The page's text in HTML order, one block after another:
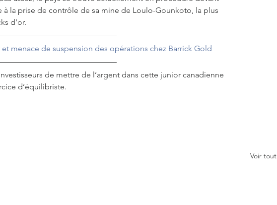
à la prise de contrôle de sa mine de Loulo-Gounkoto, la plus
d'or.
menace de suspension des opérations chez Barrick Gold
de mettre de l’argent dans cette junior canadienne
d’équilibriste.
Voir tout